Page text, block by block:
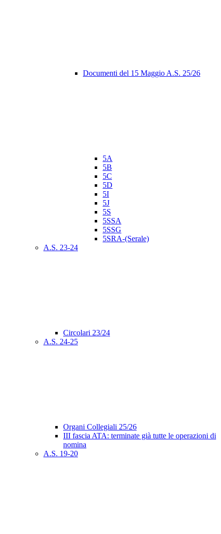
Documenti del 15 Maggio A.S. 25/26
5A
5B
5C
5D
5I
5J
5S
5SSA
5SSG
5SRA-(Serale)
A.S. 23-24
Circolari 23/24
A.S. 24-25
Organi Collegiali 25/26
III fascia ATA: terminate già tutte le operazioni di
nomina
A.S. 19-20